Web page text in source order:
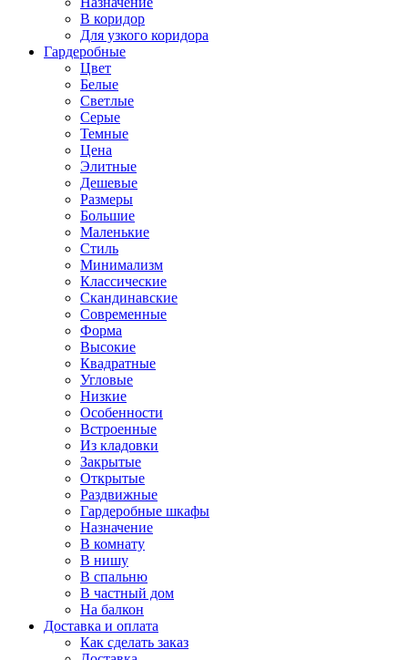
В коридор
Для узкого коридора
Гардеробные
Цвет
Белые
Светлые
Серые
Темные
Цена
Элитные
Дешевые
Размеры
Большие
Маленькие
Стиль
Минимализм
Классические
Скандинавские
Современные
Форма
Высокие
Квадратные
Угловые
Низкие
Особенности
Встроенные
Из кладовки
Закрытые
Открытые
Раздвижные
Гардеробные шкафы
Назначение
В комнату
В нишу
В спальню
В частный дом
На балкон
Доставка и оплата
Как сделать заказ